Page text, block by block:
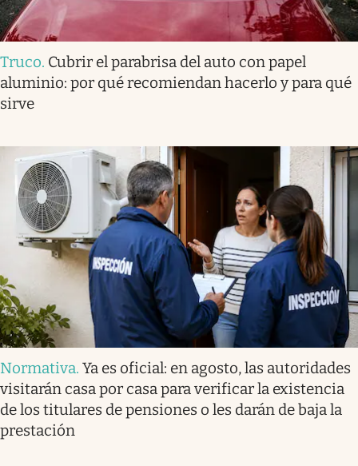
Truco. Cubrir el parabrisa del auto con papel
aluminio: por qué recomiendan hacerlo y para qué
sirve
Normativa. Ya es oficial: en agosto, las autoridades
visitarán casa por casa para verificar la existencia
de los titulares de pensiones o les darán de baja la
prestación